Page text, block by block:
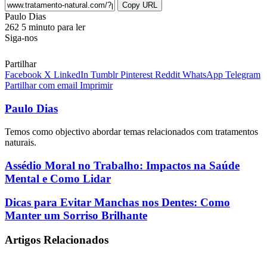
Copy URL
Paulo DiasSend
an
262 5 minuto para ler
Siga-nos
Partilhar
Facebook X LinkedIn Tumblr Pinterest Reddit WhatsApp Telegram
Partilhar com email Imprimir
Paulo Dias
Temos como objectivo abordar temas relacionados com tratamentos
naturais.
Assédio
Moral
no
Trabalho:
Impactos
na
Mental
Assédio Moral no Trabalho: Impactos na Saúde
Mental e Como Lidar
Dicas
para
Evitar
nos
Dicas para Evitar Manchas nos Dentes: Como
Manter um Sorriso Brilhante
Artigos Relacionados